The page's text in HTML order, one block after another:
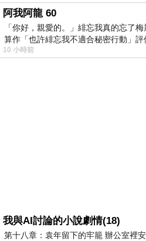
阿我阿龍 60
「你好，親愛的。」緋忘我真的忘了
算作「也許緋忘我不適合秘密行動」
10 小時前
我與AI討論的小說劇情(18)
第十八章：袁年留下的牢籠 辦公室裡